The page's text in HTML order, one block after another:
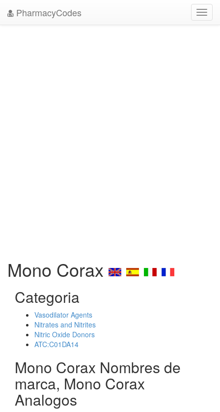
PharmacyCodes
Mono Corax
Categoria
Vasodilator Agents
Nitrates and Nitrites
Nitric Oxide Donors
ATC:C01DA14
Mono Corax Nombres de
marca, Mono Corax
Analogos